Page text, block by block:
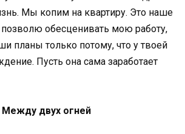
Мы копим на квартиру. Это наше
обесценивать мою работу,
планы только потому, что у твоей
Пусть она сама заработает
Между двух огней